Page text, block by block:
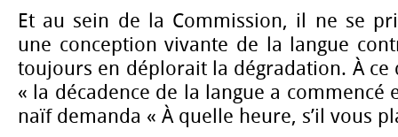
Et au sein de la Commission, il ne se
une conception vivante de la langue
toujours en déplorait la dégradation. À
« la décadence de la langue a commencé
naïf demanda « À quelle heure, s’il vous